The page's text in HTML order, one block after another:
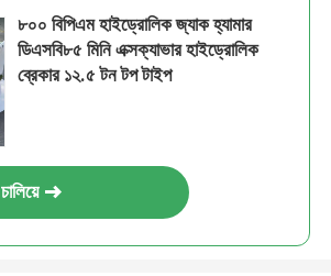
৮০০ বিপিএম হাইড্রোলিক জ্যাক হ্যামার
ডিএসবি৮৫ মিনি এক্সক্যাভার হাইড্রোলিক
ব্রেকার ১২.৫ টন টপ টাইপ
চালিয়ে